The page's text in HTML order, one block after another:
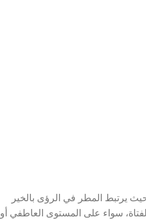
يرتبط المطر في الرؤى بالخير
سواء على المستوى العاطفي أو